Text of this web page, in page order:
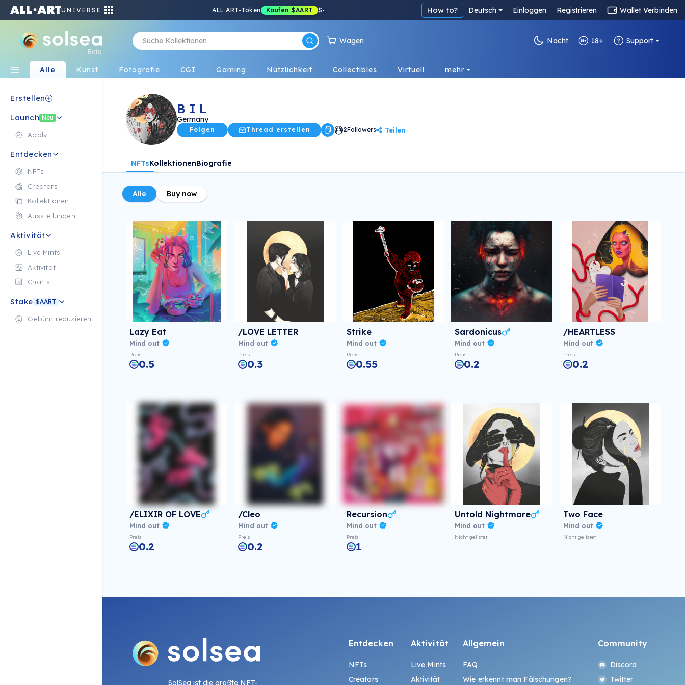
UNIVERSE ALL.ART-Token Kaufen $AART $- How to? Deutsch Einloggen Registrieren Wallet Verbinden
Beta
Wagen Nacht 18+ Support
Alle Kunst Fotografie CGI Gaming Nützlichkeit Collectibles Virtuell mehr
Erstellen
Launch Neu
Apply
Entdecken
NFTs
Creators
Kollektionen
Ausstellungen
Aktivität
Live Mints
Aktivität
Charts
Stake $AART
Gebühr reduzieren
B I L
Germany
Folgen Thread erstellen 2Followers Teilen
NFTsKollektionenBiografie
Alle Buy now
Lazy Eat
Mind out
Preis
0.5
/LOVE LETTER
Mind out
Preis
0.3
Strike
Mind out
Preis
0.55
Sardonicus
Mind out
Preis
0.2
/HEARTLESS
Mind out
Preis
0.2
/ELIXIR OF LOVE
Mind out
Preis
0.2
/Cleo
Mind out
Preis
0.2
Recursion
Mind out
Preis
1
Untold Nightmare
Mind out
Nicht gelistet
Two Face
Mind out
Nicht gelistet
SolSea ist die größte NFT-
Entdecken
NFTs
Creators
Aktivität
Live Mints
Aktivität
Allgemein
FAQ
Wie erkennt man Fälschungen?
Community
Discord
Twitter